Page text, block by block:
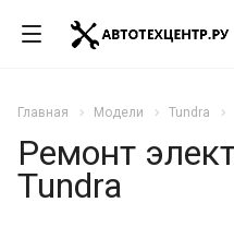
Главная Модели Tundra
Ремонт
Tundra